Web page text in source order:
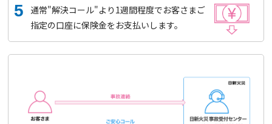
5
通常"解決コール"より1週間程度でお客さまご
指定の口座に保険金をお支払いします。